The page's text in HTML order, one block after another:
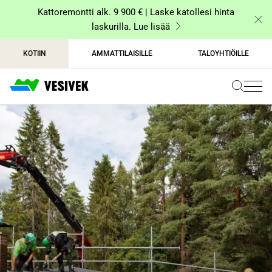
sisältöönKattoremontti alk. 9 900 € | Laske katollesi hinta
laskurilla. Lue lisää
KOTIIN AMMATTILAISILLE TALOYHTIÖILLE